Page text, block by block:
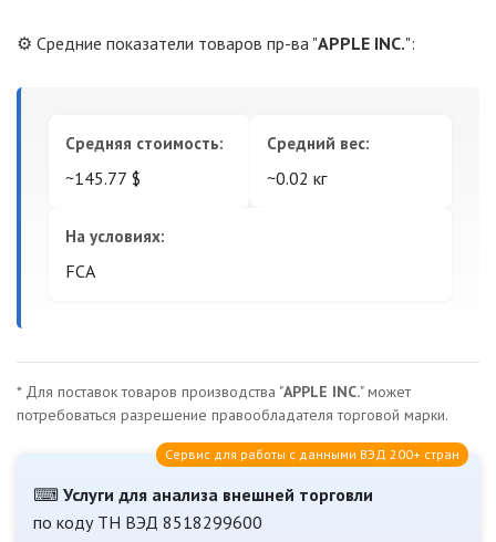
⚙️ Средние показатели товаров пр-ва "APPLE INC.":
Средняя стоимость:
~145.77 $
Средний вес:
~0.02 кг
На условиях:
FCA
* Для поставок товаров производства "APPLE INC." может
потребоваться разрешение правообладателя торговой марки.
⌨ Услуги для анализа внешней торговли
по коду ТН ВЭД 8518299600
Сервис для работы с данными ВЭД 200+ стран